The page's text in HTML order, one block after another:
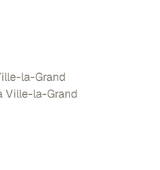
la-Grand
Ville-la-Grand